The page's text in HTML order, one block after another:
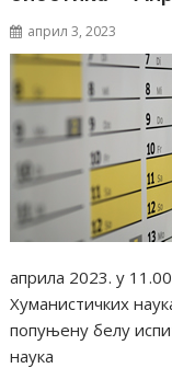
април 3, 2023
априла 2023. у
Хуманистичких
попуњену белу
наука